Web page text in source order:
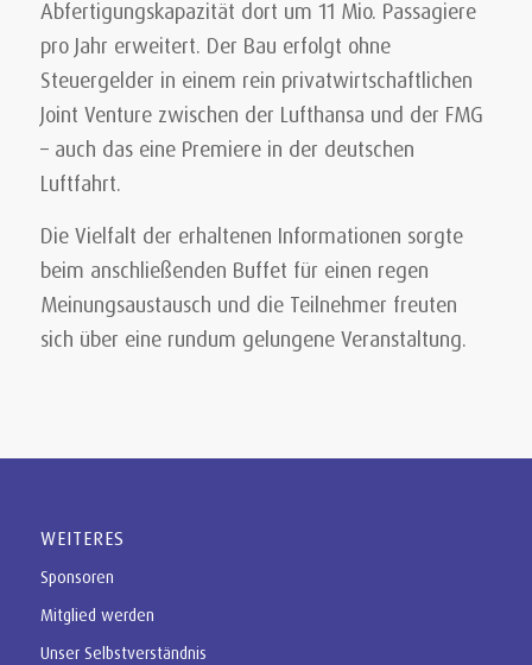
Abfertigungskapazität dort um 11 Mio. Passagiere
pro Jahr erweitert. Der Bau erfolgt ohne
Steuergelder in einem rein privatwirtschaftlichen
Joint Venture zwischen der Lufthansa und der FMG
– auch das eine Premiere in der deutschen
Luftfahrt.
Die Vielfalt der erhaltenen Informationen sorgte
beim anschließenden Buffet für einen regen
Meinungsaustausch und die Teilnehmer freuten
sich über eine rundum gelungene Veranstaltung.
WEITERES
Sponsoren
Mitglied werden
Unser Selbstverständnis